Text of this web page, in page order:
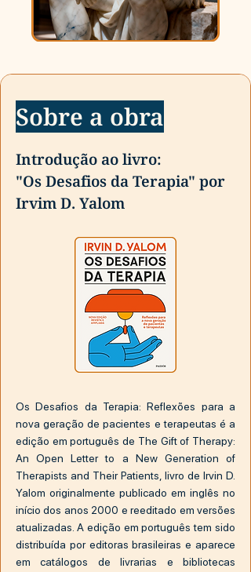
Sobre a obra
Introdução ao livro:
"Os Desafios da Terapia" por
Irvim D. Yalom
Os Desafios da Terapia: Reflexões para a
nova geração de pacientes e terapeutas é a
edição em português de The Gift of Therapy:
An Open Letter to a New Generation of
Therapists and Their Patients, livro de Irvin D.
Yalom originalmente publicado em inglês no
início dos anos 2000 e reeditado em versões
atualizadas. A edição em português tem sido
distribuída por editoras brasileiras e aparece
em catálogos de livrarias e bibliotecas